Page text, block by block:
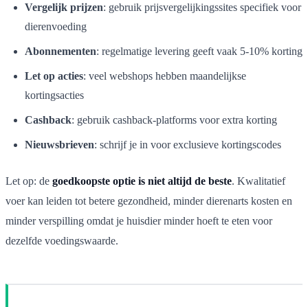
Vergelijk prijzen: gebruik prijsvergelijkingssites specifiek voor
dierenvoeding
Abonnementen: regelmatige levering geeft vaak 5-10% korting
Let op acties: veel webshops hebben maandelijkse
kortingsacties
Cashback: gebruik cashback-platforms voor extra korting
Nieuwsbrieven: schrijf je in voor exclusieve kortingscodes
Let op: de goedkoopste optie is niet altijd de beste. Kwalitatief
voer kan leiden tot betere gezondheid, minder dierenarts kosten en
minder verspilling omdat je huisdier minder hoeft te eten voor
dezelfde voedingswaarde.